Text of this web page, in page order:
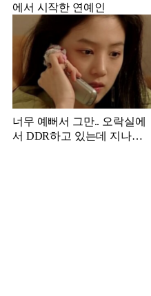
에서 시작한 연예인
너무 예뻐서 그만.. 오락실에
서 DDR하고 있는데 지나가